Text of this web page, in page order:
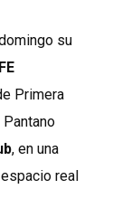
su
Primera
, en una
real